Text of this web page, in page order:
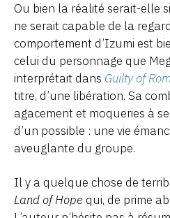
Ou bien la réalité serait-elle
ne serait capable de la
comportement d’Izumi est
celui du personnage que
interprétait dans Guilty of
titre, d’une libération. Sa
agacement et moqueries à
d’un possible : une vie
aveuglante du groupe.
Il y a quelque chose de
Land of Hope qui, de prime